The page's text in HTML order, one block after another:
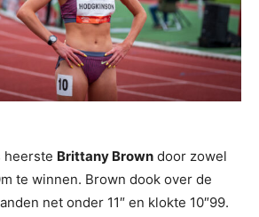
heerste Brittany Brown door zowel
te winnen. Brown dook over de
net onder 11″ en klokte 10″99.